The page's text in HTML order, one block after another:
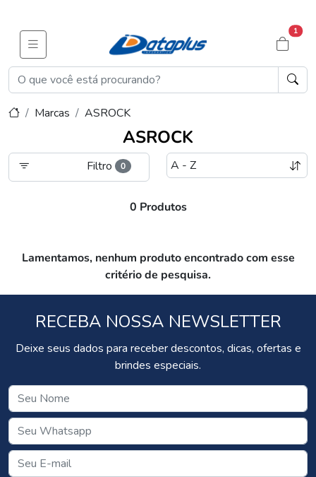
1
Marcas ASROCK
ASROCK
Filtro 0
0 Produtos
Lamentamos, nenhum produto encontrado com esse
critério de pesquisa.
RECEBA NOSSA NEWSLETTER
Deixe seus dados para receber descontos, dicas, ofertas e
brindes especiais.